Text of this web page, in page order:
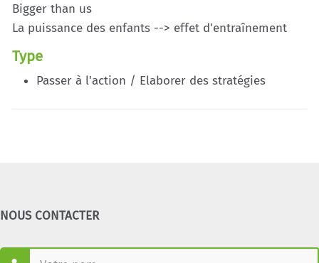
Bigger than us
La puissance des enfants --> effet d'entraînement
Type
Passer à l'action / Elaborer des stratégies
NOUS CONTACTER